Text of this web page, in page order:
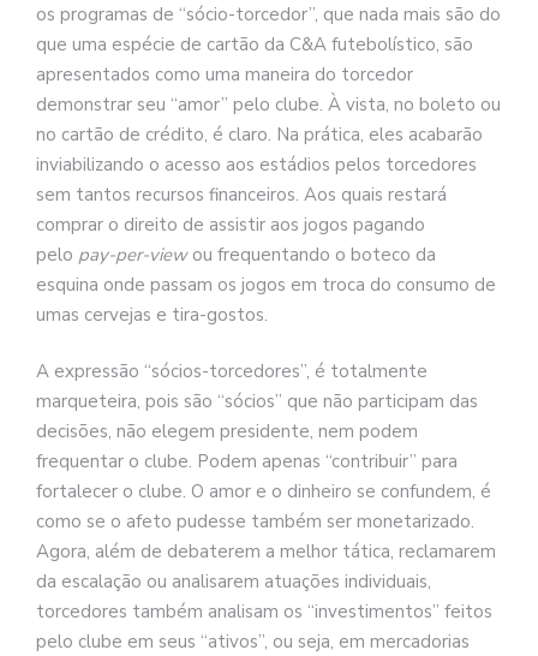
os programas de “sócio-torcedor”, que nada mais são do
que uma espécie de cartão da C&A futebolístico, são
apresentados como uma maneira do torcedor
demonstrar seu “amor” pelo clube. À vista, no boleto ou
no cartão de crédito, é claro. Na prática, eles acabarão
inviabilizando o acesso aos estádios pelos torcedores
sem tantos recursos financeiros. Aos quais restará
comprar o direito de assistir aos jogos pagando
pelo pay-per-viewou frequentando o boteco da
esquina onde passam os jogos em troca do consumo de
umas cervejas e tira-gostos.
A expressão “sócios-torcedores”, é totalmente
marqueteira, pois são “sócios” que não participam das
decisões, não elegem presidente, nem podem
frequentar o clube. Podem apenas “contribuir” para
fortalecer o clube. O amor e o dinheiro se confundem, é
como se o afeto pudesse também ser monetarizado.
Agora, além de debaterem a melhor tática, reclamarem
da escalação ou analisarem atuações individuais,
torcedores também analisam os “investimentos” feitos
pelo clube em seus “ativos”, ou seja, em mercadorias